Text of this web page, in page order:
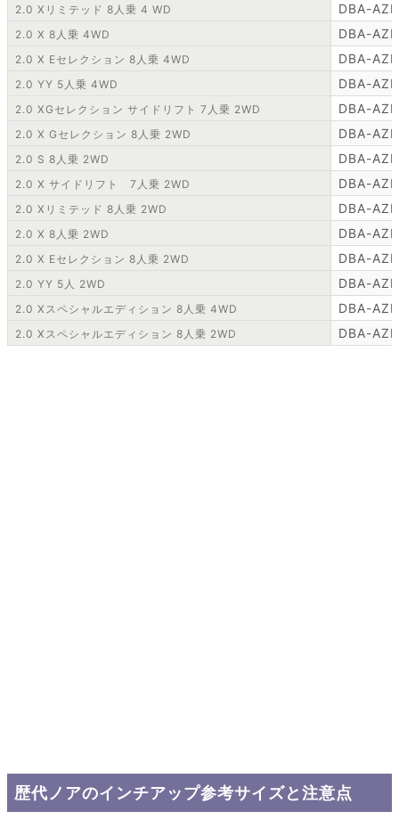
2.0 Xリミテッド 8人乗 4 WD DBA-
2.0 X 8人乗 4WD DBA-
2.0 X Eセレクション 8人乗 4WD DBA-
2.0 YY 5人乗 4WD DBA-
2.0 XGセレクション サイドリフト 7人乗 2WD DBA-
2.0 X Gセレクション 8人乗 2WD DBA-
2.0 S 8人乗 2WD DBA-
2.0 X サイドリフト 7人乗 2WD DBA-
2.0 Xリミテッド 8人乗 2WD DBA-
2.0 X 8人乗 2WD DBA-
2.0 X Eセレクション 8人乗 2WD DBA-
2.0 YY 5人 2WD DBA-
2.0 Xスペシャルエディション 8人乗 4WD DBA-
2.0 Xスペシャルエディション 8人乗 2WD DBA-
歴代ノアのインチアップ参考サイズと注意点